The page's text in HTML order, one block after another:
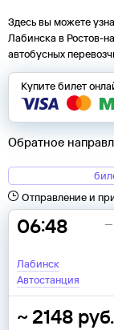
Здесь вы можете
Лабинскав Ростов-
автобусных
Купите билет
Обратное
Отправление и
06:48
Лабинск
Автостанция
~ 2148 руб.